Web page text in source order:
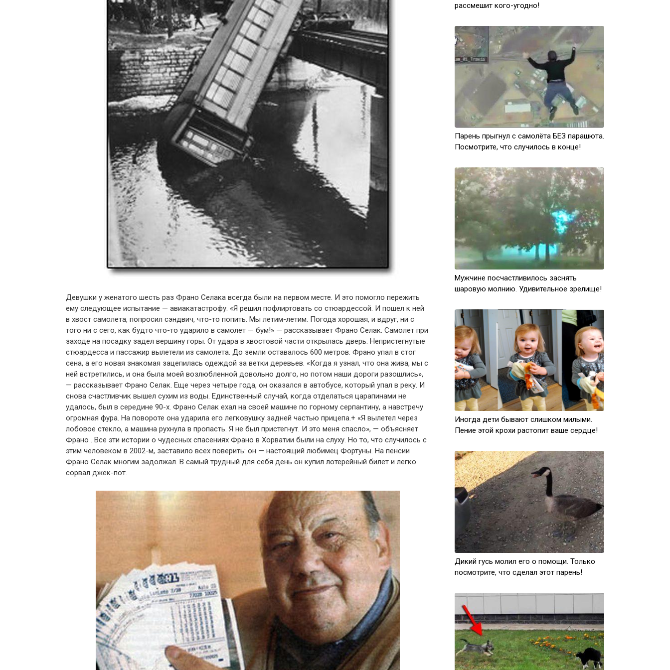
Девушки у женатого шесть раз Франо Селака всегда были на первом месте. И это помогло пережить
ему следующее испытание — авиакатастрофу. «Я решил пофлиртовать со стюардессой. И пошел к ней
в хвост самолета, попросил сэндвич, что-то попить. Мы летим-летим. Погода хорошая, и вдруг, ни с
того ни с сего, как будто что-то ударило в самолет — бум!» — рассказывает Франо Селак. Самолет при
заходе на посадку задел вершину горы. От удара в хвостовой части открылась дверь. Непристегнутые
стюардесса и пассажир вылетели из самолета. До земли оставалось 600 метров. Франо упал в стог
сена, а его новая знакомая зацепилась одеждой за ветки деревьев. «Когда я узнал, что она жива, мы с
ней встретились, и она была моей возлюбленной довольно долго, но потом наши дороги разошлись»,
— рассказывает Франо Селак. Еще через четыре года, он оказался в автобусе, который упал в реку. И
снова счастливчик вышел сухим из воды. Единственный случай, когда отделаться царапинами не
удалось, был в середине 90-х. Франо Селак ехал на своей машине по горному серпантину, а навстречу
огромная фура. На повороте она ударила его легковушку задней частью прицепа.+ «Я вылетел через
лобовое стекло, а машина рухнула в пропасть. Я не был пристегнут. И это меня спасло», — объясняет
Франо . Все эти истории о чудесных спасениях Франо в Хорватии были на слуху. Но то, что случилось с
этим человеком в 2002-м, заставило всех поверить: он — настоящий любимец Фортуны. На пенсии
Франо Селак многим задолжал. В самый трудный для себя день он купил лотерейный билет и легко
сорвал джек-пот.
рассмешит кого-угодно!
Парень прыгнул с самолёта БЕЗ парашюта.
Посмотрите, что случилось в конце!
Мужчине посчастливилось заснять
шаровую молнию. Удивительное зрелище!
Иногда дети бывают слишком милыми.
Пение этой крохи растопит ваше сердце!
Дикий гусь молил его о помощи. Только
посмотрите, что сделал этот парень!